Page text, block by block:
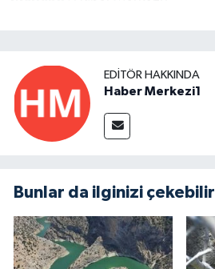
EDITÖR HAKKINDA
Haber Merkezi1
Bunlar da ilginizi çekebilir